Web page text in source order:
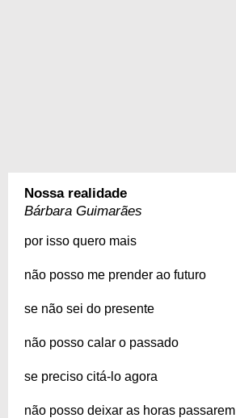
Nossa realidade
Bárbara Guimarães
por isso quero mais
não posso me prender ao futuro
se não sei do presente
não posso calar o passado
se preciso citá-lo agora
não posso deixar as horas passarem